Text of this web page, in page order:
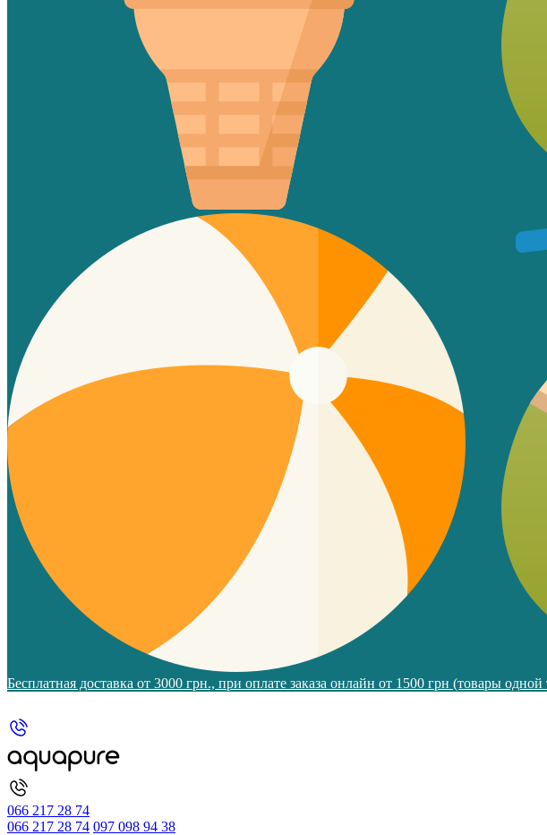
Бесплатная доставка от 3000 грн., при оплате заказа онлайн от 1500 грн (товары
066 217 28 74
066 217 28 74 097 098 94 38